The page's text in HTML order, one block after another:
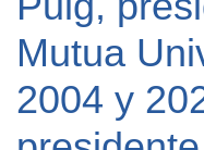
Mutua
2004 y